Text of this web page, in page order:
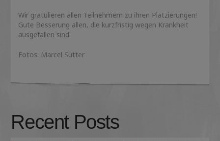
Wir gratulieren allen Teilnehmern zu ihren Platzierungen!
Gute Besserung allen, die kurzfristig wegen Krankheit
ausgefallen sind.
Fotos: Marcel Sutter
Recent Posts